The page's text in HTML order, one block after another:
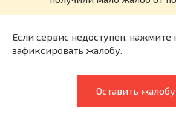
Если сервис недоступен, нажмите
зафиксировать жалобу.
Оставить жалобу